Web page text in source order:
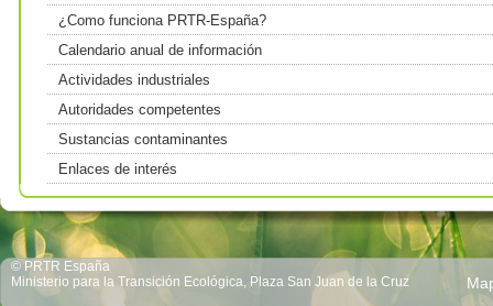
¿Como funciona PRTR-España?
Calendario anual de información
Actividades industriales
Autoridades competentes
Sustancias contaminantes
Enlaces de interés
© PRTR España
Ministerio para la Transición Ecológica, Plaza San Juan de la Cruz